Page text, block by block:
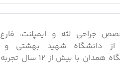
جراحی لثه و ایمپلنت،
از دانشگاه شهید بهشتی
پریودانتیکس از دانشگاه همدان